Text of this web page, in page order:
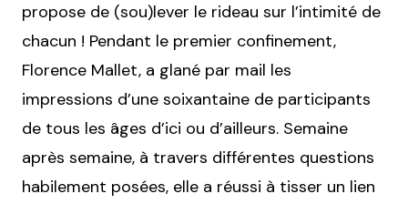
propose de (sou)lever le rideau sur l’intimité de
chacun ! Pendant le premier confinement,
Florence Mallet, a glané par mail les
impressions d’une soixantaine de participants
de tous les âges d’ici ou d’ailleurs. Semaine
après semaine, à travers différentes questions
habilement posées, elle a réussi à tisser un lien